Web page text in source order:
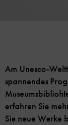
Am Unesco-
spannendes
erfahren Sie
Sie neue Werke